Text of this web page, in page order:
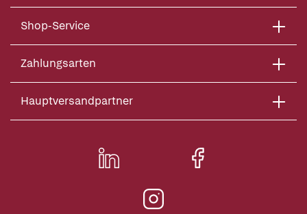
Shop-Service
Zahlungsarten
Hauptversandpartner